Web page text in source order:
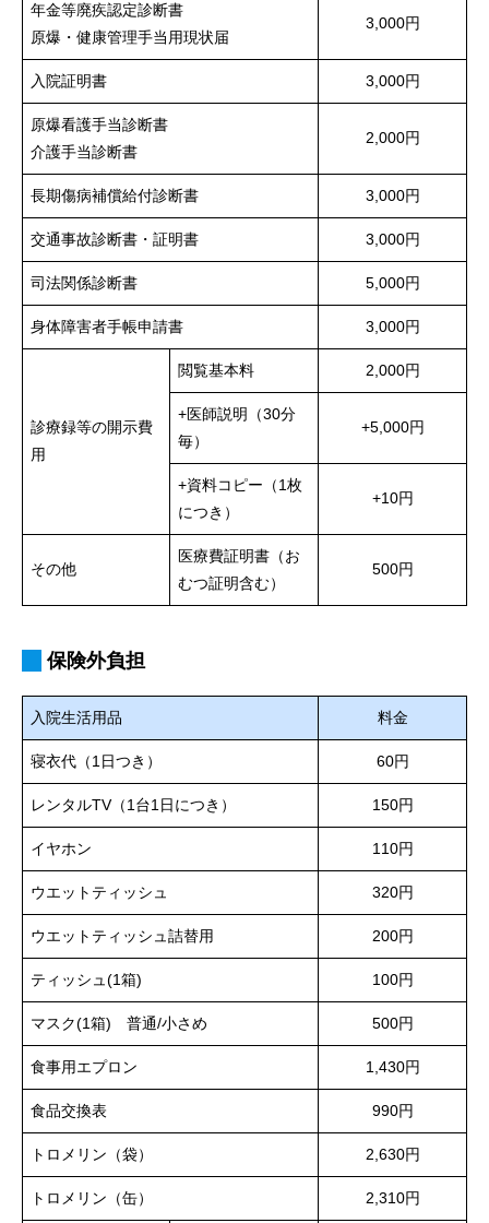
年金等廃疾認定診断書
原爆・健康管理手当用現状届
3,000円
入院証明書 3,000円
原爆看護手当診断書
介護手当診断書
2,000円
長期傷病補償給付診断書 3,000円
交通事故診断書・証明書 3,000円
司法関係診断書 5,000円
身体障害者手帳申請書 3,000円
診療録等の開示費
用
閲覧基本料 2,000円
+医師説明（30分
毎）
+5,000円
+資料コピー（1枚
につき）
+10円
その他
医療費証明書（お
むつ証明含む）
500円
保険外負担
入院生活用品 料金
寝衣代（1日つき） 60円
レンタルTV（1台1日につき） 150円
イヤホン 110円
ウエットティッシュ 320円
ウエットティッシュ詰替用 200円
ティッシュ(1箱) 100円
マスク(1箱) 普通/小さめ 500円
食事用エプロン 1,430円
食品交換表 990円
トロメリン（袋） 2,630円
トロメリン（缶） 2,310円
求人情報